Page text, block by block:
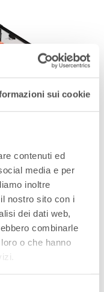
sui cookie
contenuti ed
media e per
inoltre
nostro sito con i
dei dati web,
combinarle
o che hanno